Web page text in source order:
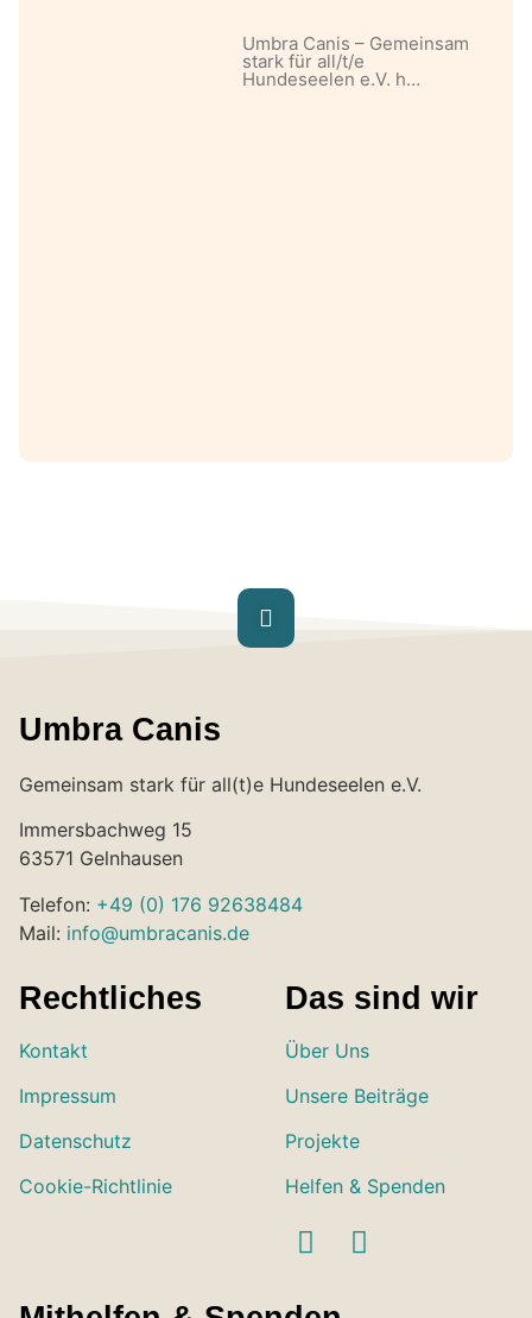
Umbra Canis – Gemeinsam
stark für all/t/e
Hundeseelen e.V. h…
Umbra Canis
Gemeinsam stark für all(t)e Hundeseelen e.V.
Immersbachweg 15
63571 Gelnhausen
Telefon: +49 (0) 176 92638484
Mail: info@umbracanis.de
Rechtliches
Kontakt
Impressum
Datenschutz
Cookie-Richtlinie
Das sind wir
Über Uns
Unsere Beiträge
Projekte
Helfen & Spenden